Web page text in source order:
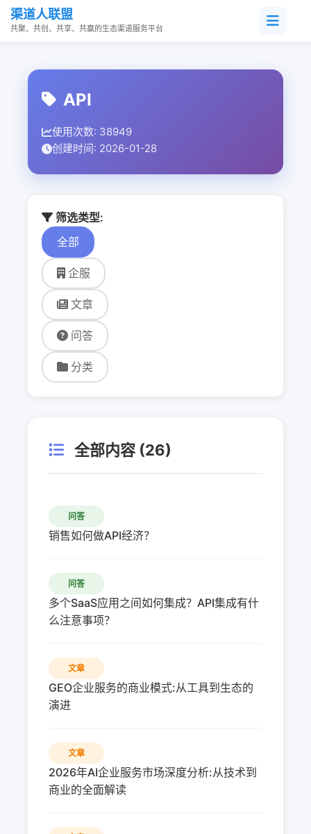
渠道人联盟
共聚、共创、共享、共赢的生态渠道服务平台
API
使用次数: 38949
创建时间: 2026-01-28
筛选类型:
全部
企服
文章
问答
分类
全部内容 (26)
问答
销售如何做API经济？
问答
多个SaaS应用之间如何集成？API集成有什
么注意事项？
文章
GEO企业服务的商业模式:从工具到生态的
演进
文章
2026年AI企业服务市场深度分析:从技术到
商业的全面解读